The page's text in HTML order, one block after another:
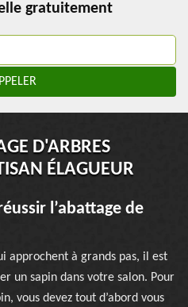
gratuitement
D'ARBRES
ÉLAGUEUR
l’abattage de
approchent à grands pas, il est
un sapin dans votre salon. Pour
vous devez tout d’abord vous